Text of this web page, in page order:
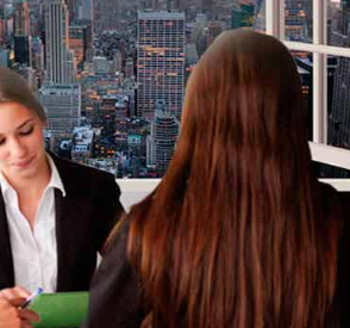
Mapamundi
Musicales
Originales
Percheros
Relojes
Talla S
Talla M
PERSONALIZADOS